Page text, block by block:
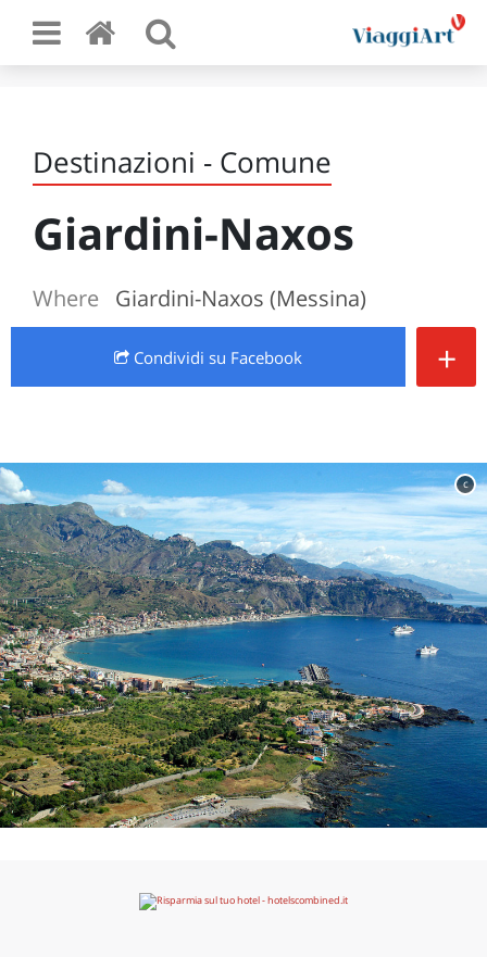
Destinazioni - Comune
Giardini-Naxos
Where Giardini-Naxos (Messina)
Condividi su Facebook +
c